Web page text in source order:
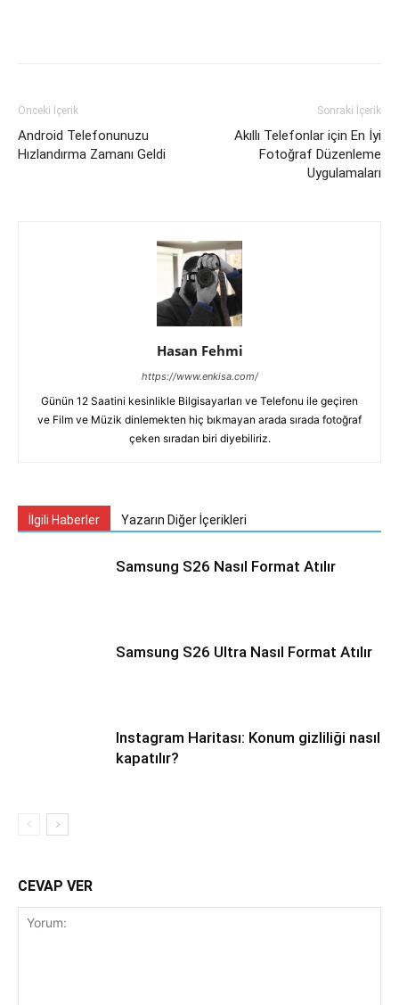
Önceki İçerik
Android Telefonunuzu
Hızlandırma Zamanı Geldi
Sonraki İçerik
Akıllı Telefonlar için En İyi
Fotoğraf Düzenleme
Uygulamaları
Hasan Fehmi
https://www.enkisa.com/
Günün 12 Saatini kesinlikle Bilgisayarları ve Telefonu ile geçiren
ve Film ve Müzik dinlemekten hiç bıkmayan arada sırada fotoğraf
çeken sıradan biri diyebiliriz.
İlgili Haberler Yazarın Diğer İçerikleri
Samsung S26 Nasıl Format Atılır
Samsung S26 Ultra Nasıl Format Atılır
Instagram Haritası: Konum gizliliği nasıl
kapatılır?
CEVAP VER